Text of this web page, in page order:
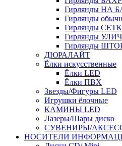
Гирлянды НА
Гирлянды
Гирлянды
Гирлянды
Гирлянды
ДЮРАЛАЙТ
Ёлки искусственные
Ёлки LED
Ёлки ПВХ
Звезды/Фигуры LED
Игрушки ёлочные
КАМИНЫ LED
Лазеры/Шары диско
СУВЕНИРЫ/
НОСИТЕЛИ